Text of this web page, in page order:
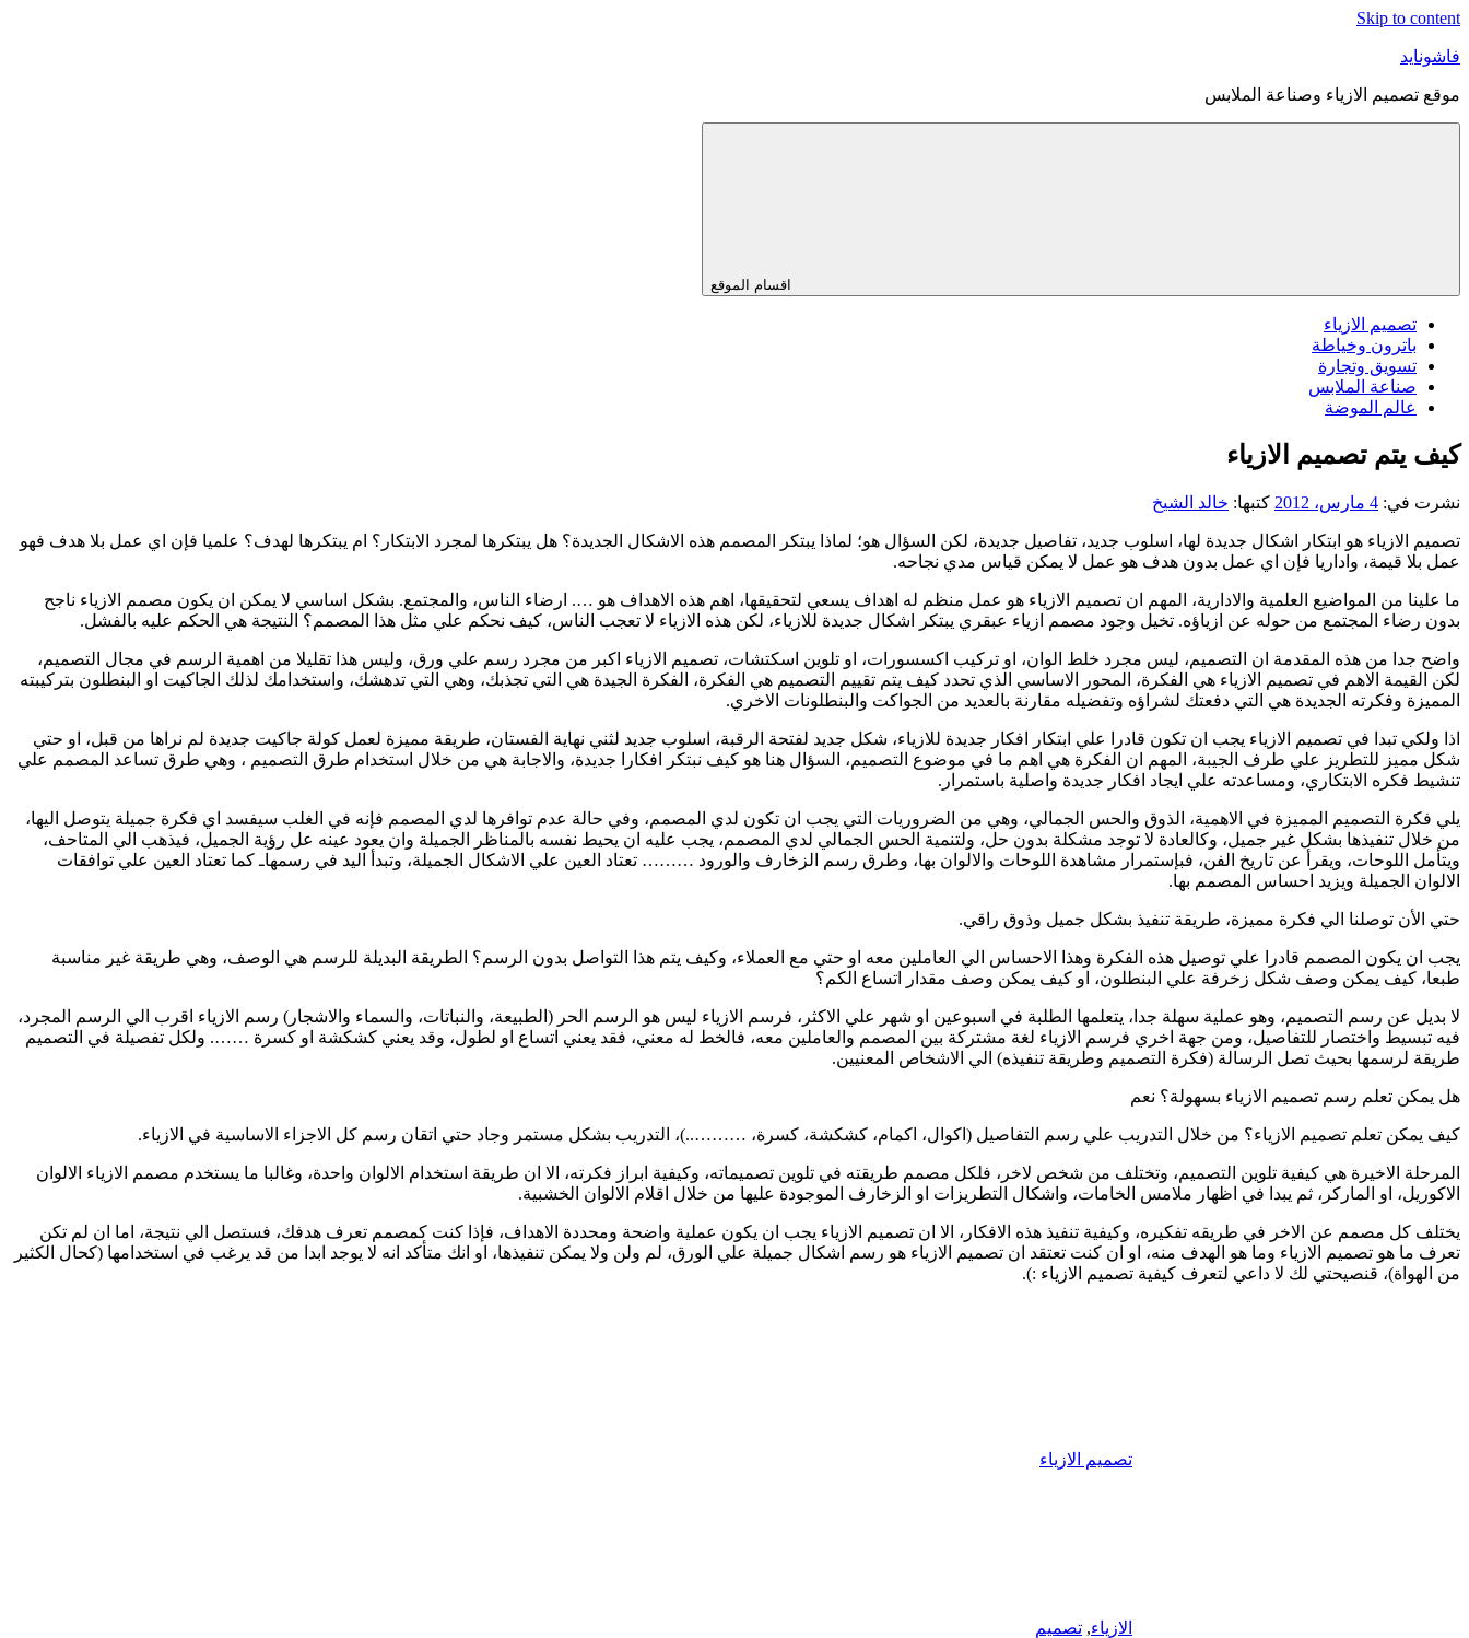
Skip to content
فاشونايد
موقع تصميم الازياء وصناعة الملابس
اقسام الموقع
تصميم الازياء
باترون وخياطة
تسويق وتجارة
صناعة الملابس
عالم الموضة
كيف يتم تصميم الازياء
نشرت في: 4 مارس، 2012 كتبها: خالد الشيخ
تصميم الازياء هو ابتكار اشكال جديدة لها، اسلوب جديد، تفاصيل جديدة، لكن السؤال هو؛ لماذا يبتكر المصمم هذه الاشكال الجديدة؟ هل يبتكرها لمجرد الابتكار؟ ام يبتكرها لهدف؟ علميا فإن اي عمل بلا هدف فهو
عمل بلا قيمة، واداريا فإن اي عمل بدون هدف هو عمل لا يمكن قياس مدي نجاحه.
ما علينا من المواضيع العلمية والادارية، المهم ان تصميم الازياء هو عمل منظم له اهداف يسعي لتحقيقها، اهم هذه الاهداف هو …. ارضاء الناس، والمجتمع. بشكل اساسي لا يمكن ان يكون مصمم الازياء ناجح
بدون رضاء المجتمع من حوله عن ازياؤه. تخيل وجود مصمم ازياء عبقري يبتكر اشكال جديدة للازياء، لكن هذه الازياء لا تعجب الناس، كيف نحكم علي مثل هذا المصمم؟ النتيجة هي الحكم عليه بالفشل.
واضح جدا من هذه المقدمة ان التصميم، ليس مجرد خلط الوان، او تركيب اكسسورات، او تلوين اسكتشات، تصميم الازياء اكبر من مجرد رسم علي ورق، وليس هذا تقليلا من اهمية الرسم في مجال التصميم،
لكن القيمة الاهم في تصميم الازياء هي الفكرة، المحور الاساسي الذي تحدد كيف يتم تقييم التصميم هي الفكرة، الفكرة الجيدة هي التي تجذبك، وهي التي تدهشك، واستخدامك لذلك الجاكيت او البنطلون بتركيبته
المميزة وفكرته الجديدة هي التي دفعتك لشراؤه وتفضيله مقارنة بالعديد من الجواكت والبنطلونات الاخري.
اذا ولكي تبدا في تصميم الازياء يجب ان تكون قادرا علي ابتكار افكار جديدة للازياء، شكل جديد لفتحة الرقبة، اسلوب جديد لثني نهاية الفستان، طريقة مميزة لعمل كولة جاكيت جديدة لم نراها من قبل، او حتي
شكل مميز للتطريز علي طرف الجيبة، المهم ان الفكرة هي اهم ما في موضوع التصميم، السؤال هنا هو كيف نبتكر افكارا جديدة، والاجابة هي من خلال استخدام طرق التصميم ، وهي طرق تساعد المصمم علي
تنشيط فكره الابتكاري، ومساعدته علي ايجاد افكار جديدة واصلية باستمرار.
يلي فكرة التصميم المميزة في الاهمية، الذوق والحس الجمالي، وهي من الضروريات التي يجب ان تكون لدي المصمم، وفي حالة عدم توافرها لدي المصمم فإنه في الغلب سيفسد اي فكرة جميلة يتوصل اليها،
من خلال تنفيذها بشكل غير جميل، وكالعادة لا توجد مشكلة بدون حل، ولتنمية الحس الجمالي لدي المصمم، يجب عليه ان يحيط نفسه بالمناظر الجميلة وان يعود عينه عل رؤية الجميل، فيذهب الي المتاحف،
ويتأمل اللوحات، ويقرأ عن تاريخ الفن، فبإستمرار مشاهدة اللوحات والالوان بها، وطرق رسم الزخارف والورود ……… تعتاد العين علي الاشكال الجميلة، وتبدأ اليد في رسمهاـ كما تعتاد العين علي توافقات
الالوان الجميلة ويزيد احساس المصمم بها.
حتي الأن توصلنا الي فكرة مميزة، طريقة تنفيذ بشكل جميل وذوق راقي.
يجب ان يكون المصمم قادرا علي توصيل هذه الفكرة وهذا الاحساس الي العاملين معه او حتي مع العملاء، وكيف يتم هذا التواصل بدون الرسم؟ الطريقة البديلة للرسم هي الوصف، وهي طريقة غير مناسبة
طبعا، كيف يمكن وصف شكل زخرفة علي البنطلون، او كيف يمكن وصف مقدار اتساع الكم؟
لا بديل عن رسم التصميم، وهو عملية سهلة جدا، يتعلمها الطلبة في اسبوعين او شهر علي الاكثر، فرسم الازياء ليس هو الرسم الحر (الطبيعة، والنباتات، والسماء والاشجار) رسم الازياء اقرب الي الرسم المجرد،
فيه تبسيط واختصار للتفاصيل، ومن جهة اخري فرسم الازياء لغة مشتركة بين المصمم والعاملين معه، فالخط له معني، فقد يعني اتساع او لطول، وقد يعني كشكشة او كسرة ……. ولكل تفصيلة في التصميم
طريقة لرسمها بحيث تصل الرسالة (فكرة التصميم وطريقة تنفيذه) الي الاشخاص المعنيين.
هل يمكن تعلم رسم تصميم الازياء بسهولة؟ نعم
كيف يمكن تعلم تصميم الازياء؟ من خلال التدريب علي رسم التفاصيل (اكوال، اكمام، كشكشة، كسرة، ………..)، التدريب بشكل مستمر وجاد حتي اتقان رسم كل الاجزاء الاساسية في الازياء.
المرحلة الاخيرة هي كيفية تلوين التصميم، وتختلف من شخص لاخر، فلكل مصمم طريقته في تلوين تصميماته، وكيفية ابراز فكرته، الا ان طريقة استخدام الالوان واحدة، وغالبا ما يستخدم مصمم الازياء الالوان
الاكوريل، او الماركر، ثم يبدا في اظهار ملامس الخامات، واشكال التطريزات او الزخارف الموجودة عليها من خلال اقلام الالوان الخشبية.
يختلف كل مصمم عن الاخر في طريقه تفكيره، وكيفية تنفيذ هذه الافكار، الا ان تصميم الازياء يجب ان يكون عملية واضحة ومحددة الاهداف، فإذا كنت كمصمم تعرف هدفك، فستصل الي نتيجة، اما ان لم تكن
تعرف ما هو تصميم الازياء وما هو الهدف منه، او ان كنت تعتقد ان تصميم الازياء هو رسم اشكال جميلة علي الورق، لم ولن ولا يمكن تنفيذها، او انك متأكد انه لا يوجد ابدا من قد يرغب في استخدامها (كحال الكثير
من الهواة)، قنصيحتي لك لا داعي لتعرف كيفية تصميم الازياء :).
تصميم الازياء
الازياء, تصميم